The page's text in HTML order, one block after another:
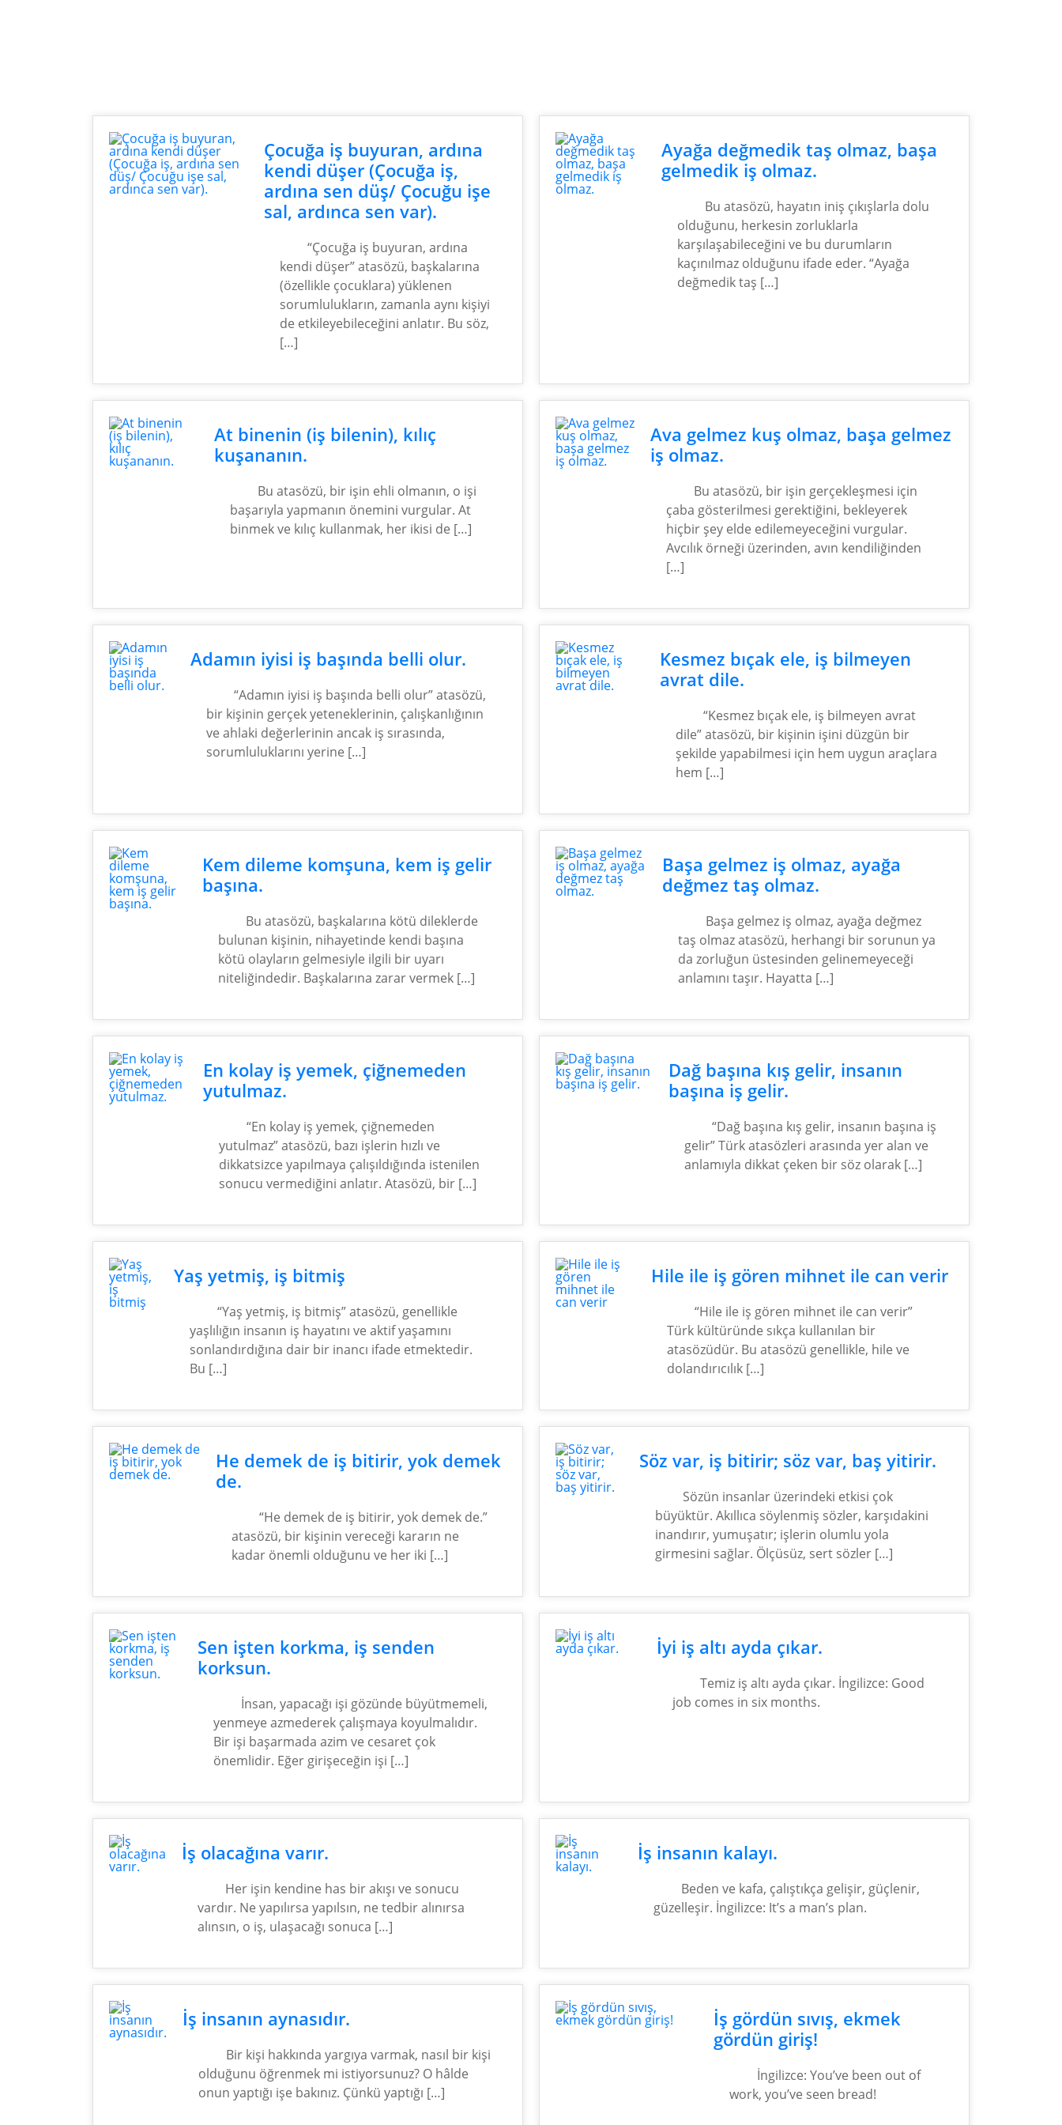
Çocuğa iş buyuran, ardına
kendi düşer (Çocuğa iş,
ardına sen düş/ Çocuğu işe
sal, ardınca sen var).
“Çocuğa iş buyuran, ardına
kendi düşer” atasözü, başkalarına
(özellikle çocuklara) yüklenen
sorumlulukların, zamanla aynı kişiyi
de etkileyebileceğini anlatır. Bu söz,
[…]
Ayağa değmedik taş olmaz, başa
gelmedik iş olmaz.
Bu atasözü, hayatın iniş çıkışlarla dolu
olduğunu, herkesin zorluklarla
karşılaşabileceğini ve bu durumların
kaçınılmaz olduğunu ifade eder. “Ayağa
değmedik taş […]
At binenin (iş bilenin), kılıç
kuşananın.
Bu atasözü, bir işin ehli olmanın, o işi
başarıyla yapmanın önemini vurgular. At
binmek ve kılıç kullanmak, her ikisi de […]
Ava gelmez kuş olmaz, başa gelmez
iş olmaz.
Bu atasözü, bir işin gerçekleşmesi için
çaba gösterilmesi gerektiğini, bekleyerek
hiçbir şey elde edilemeyeceğini vurgular.
Avcılık örneği üzerinden, avın kendiliğinden
[…]
Adamın iyisi iş başında belli olur.
“Adamın iyisi iş başında belli olur” atasözü,
bir kişinin gerçek yeteneklerinin, çalışkanlığının
ve ahlaki değerlerinin ancak iş sırasında,
sorumluluklarını yerine […]
Kesmez bıçak ele, iş bilmeyen
avrat dile.
“Kesmez bıçak ele, iş bilmeyen avrat
dile” atasözü, bir kişinin işini düzgün bir
şekilde yapabilmesi için hem uygun araçlara
hem […]
Kem dileme komşuna, kem iş gelir
başına.
Bu atasözü, başkalarına kötü dileklerde
bulunan kişinin, nihayetinde kendi başına
kötü olayların gelmesiyle ilgili bir uyarı
niteliğindedir. Başkalarına zarar vermek […]
Başa gelmez iş olmaz, ayağa
değmez taş olmaz.
Başa gelmez iş olmaz, ayağa değmez
taş olmaz atasözü, herhangi bir sorunun ya
da zorluğun üstesinden gelinemeyeceği
anlamını taşır. Hayatta […]
En kolay iş yemek, çiğnemeden
yutulmaz.
“En kolay iş yemek, çiğnemeden
yutulmaz” atasözü, bazı işlerin hızlı ve
dikkatsizce yapılmaya çalışıldığında istenilen
sonucu vermediğini anlatır. Atasözü, bir […]
Dağ başına kış gelir, insanın
başına iş gelir.
“Dağ başına kış gelir, insanın başına iş
gelir” Türk atasözleri arasında yer alan ve
anlamıyla dikkat çeken bir söz olarak […]
Yaş yetmiş, iş bitmiş
“Yaş yetmiş, iş bitmiş” atasözü, genellikle
yaşlılığın insanın iş hayatını ve aktif yaşamını
sonlandırdığına dair bir inancı ifade etmektedir.
Bu […]
Hile ile iş gören mihnet ile can verir
“Hile ile iş gören mihnet ile can verir”
Türk kültüründe sıkça kullanılan bir
atasözüdür. Bu atasözü genellikle, hile ve
dolandırıcılık […]
He demek de iş bitirir, yok demek
de.
“He demek de iş bitirir, yok demek de.”
atasözü, bir kişinin vereceği kararın ne
kadar önemli olduğunu ve her iki […]
Söz var, iş bitirir; söz var, baş yitirir.
Sözün insanlar üzerindeki etkisi çok
büyüktür. Akıllıca söylenmiş sözler, karşıdakini
inandırır, yumuşatır; işlerin olumlu yola
girmesini sağlar. Ölçüsüz, sert sözler […]
Sen işten korkma, iş senden
korksun.
İnsan, yapacağı işi gözünde büyütmemeli,
yenmeye azmederek çalışmaya koyulmalıdır.
Bir işi başarmada azim ve cesaret çok
önemlidir. Eğer girişeceğin işi […]
İyi iş altı ayda çıkar.
Temiz iş altı ayda çıkar. İngilizce: Good
job comes in six months.
İş olacağına varır.
Her işin kendine has bir akışı ve sonucu
vardır. Ne yapılırsa yapılsın, ne tedbir alınırsa
alınsın, o iş, ulaşacağı sonuca […]
İş insanın kalayı.
Beden ve kafa, çalıştıkça gelişir, güçlenir,
güzelleşir. İngilizce: It’s a man’s plan.
İş insanın aynasıdır.
Bir kişi hakkında yargıya varmak, nasıl bir kişi
olduğunu öğrenmek mi istiyorsunuz? O hâlde
onun yaptığı işe bakınız. Çünkü yaptığı […]
İş gördün sıvış, ekmek
gördün giriş!
İngilizce: You’ve been out of
work, you’ve seen bread!